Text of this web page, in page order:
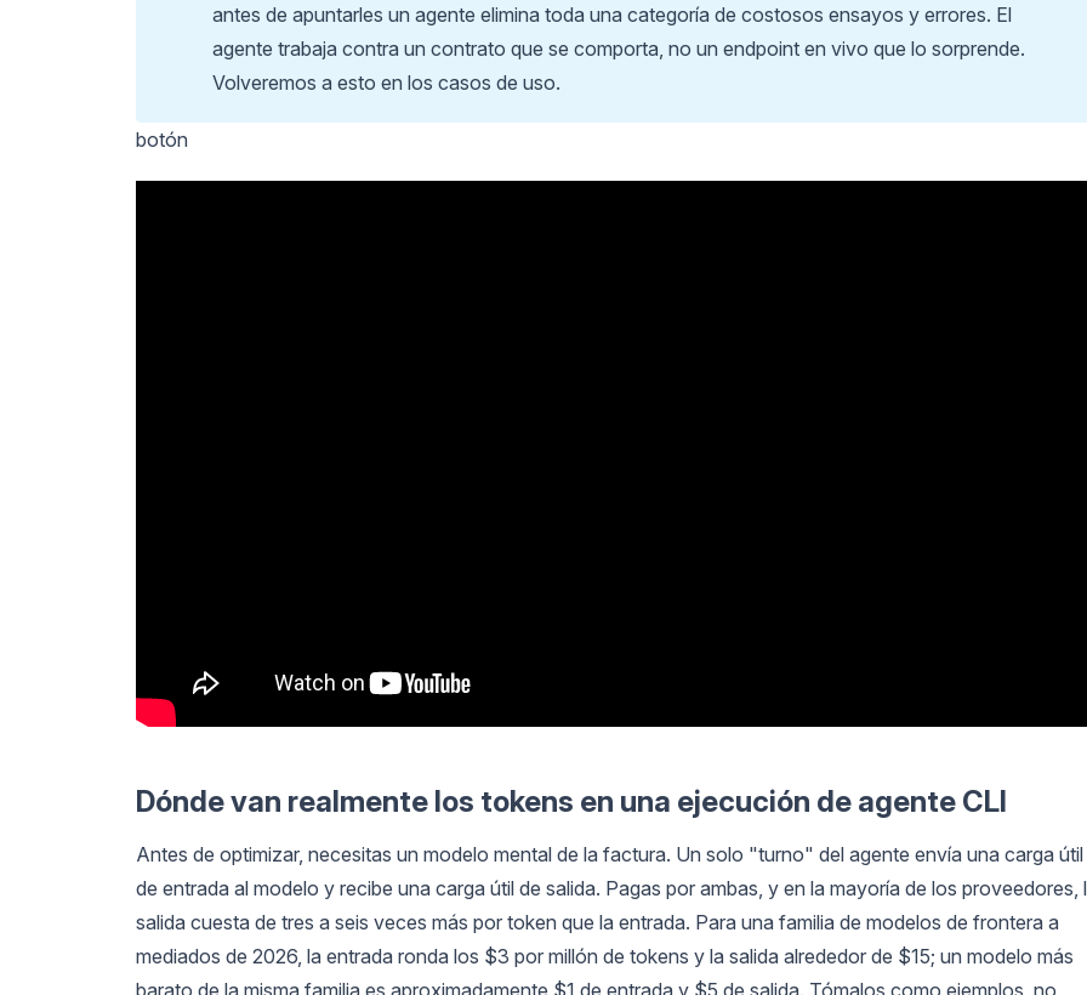
antes de apuntarles un agente elimina toda una categoría de costosos ensayos y errores. El
agente trabaja contra un contrato que se comporta, no un endpoint en vivo que lo sorprende.
Volveremos a esto en los casos de uso.
botón
Dónde van realmente los tokens en una ejecución de agente CLI
Antes de optimizar, necesitas un modelo mental de la factura. Un solo "turno" del agente envía una carga útil
de entrada al modelo y recibe una carga útil de salida. Pagas por ambas, y en la mayoría de los proveedores,
salida cuesta de tres a seis veces más por token que la entrada. Para una familia de modelos de frontera a
mediados de 2026, la entrada ronda los $3 por millón de tokens y la salida alrededor de $15; un modelo más
barato de la misma familia es aproximadamente $1 de entrada y $5 de salida. Tómalos como ejemplos, no